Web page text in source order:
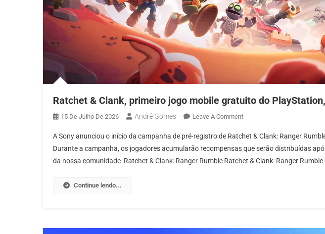
Ratchet & Clank, primeiro jogo mobile gratuito do
15 De Julho De 2026 André Gomes Leave A CommentOn
&
Clank,
Primeiro
Abre
A Sony anunciou o início da campanha de pré-registro de Ratchet & Clank: Ranger
Durante a campanha, os jogadores acumularão recompensas que serão distribuídas
da nossa comunidade Ratchet & Clank: Ranger Rumble Ratchet & Clank: Ranger
Continue lendo...